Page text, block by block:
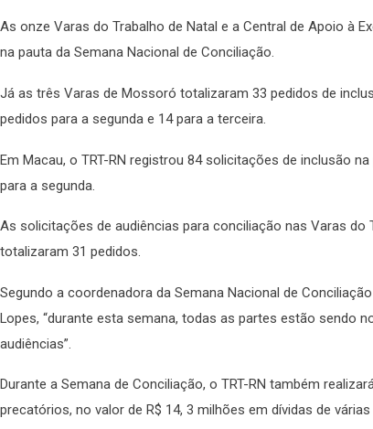
As onze Varas do Trabalho de Natal e a Central de Apoio à
na pauta da Semana Nacional de Conciliação.
Já as três Varas de Mossoró totalizaram 33 pedidos de
pedidos para a segunda e 14 para a terceira.
Em Macau, o TRT-RN registrou 84 solicitações de inclusão
para a segunda.
As solicitações de audiências para conciliação nas Varas do
totalizaram 31 pedidos.
Segundo a coordenadora da Semana Nacional de
Lopes, “durante esta semana, todas as partes estão sendo
audiências”.
Durante a Semana de Conciliação, o TRT-RN também
precatórios, no valor de R$ 14, 3 milhões em dívidas de